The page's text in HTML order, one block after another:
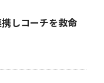
しコーチを救命